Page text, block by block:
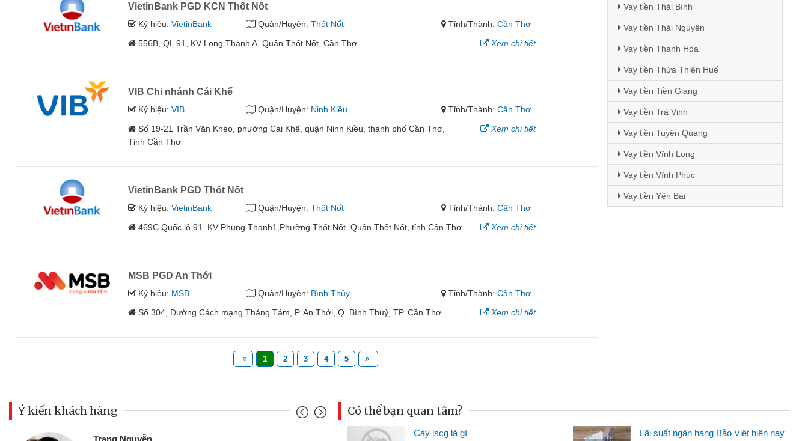
VietinBank PGD KCN Thốt Nốt
Ký hiệu:VietinBank Quận/Huyện: Thốt Nốt Tỉnh/Thành:Cần Thơ
556B, QL 91, KV Long Thạnh A, Quận Thốt Nốt, Cần Thơ
Xem chi tiết
VIB Chi nhánh Cái Khế
Ký hiệu:VIB Quận/Huyện: Ninh Kiều Tỉnh/Thành:Cần Thơ
Số 19-21 Trần Văn Khéo, phường Cái Khế, quận Ninh Kiều, thành phố Cần Thơ,
Tỉnh Cần Thơ
Xem chi tiết
VietinBank PGD Thốt Nốt
Ký hiệu:VietinBank Quận/Huyện: Thốt Nốt Tỉnh/Thành:Cần Thơ
469C Quốc lộ 91, KV Phụng Thạnh1,Phường Thốt Nốt, Quận Thốt Nốt, tỉnh Cần Thơ
Xem chi tiết
MSB PGD An Thới
Ký hiệu: MSB Quận/Huyện: Bình Thủy Tỉnh/Thành:Cần Thơ
Số 304, Đường Cách mạng Tháng Tám, P. An Thới, Q. Bình Thuỷ, TP. Cần Thơ
Xem chi tiết
1 2 3 4 5
Vay tiền Thái Bình
Vay tiền Thái Nguyên
Vay tiền Thanh Hóa
Vay tiền Thừa Thiên Huế
Vay tiền Tiền Giang
Vay tiền Trà Vinh
Vay tiền Tuyên Quang
Vay tiền Vĩnh Long
Vay tiền Vĩnh Phúc
Vay tiền Yên Bái
Ý kiến khách hàng
Đoàn Hữu Cảnh
Mai Lan - Sinh viên
Có thể bạn quan tâm?
Cày lscg là gì Lãi suất ngân hàng Bảo Việt hiện nay